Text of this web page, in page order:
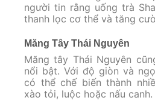
người tin rằng uống trà
thanh lọc cơ thể và tăng
Măng Tây Thái Nguyên
Măng tây Thái Nguyên
nổi bật. Với độ giòn và
có thể chế biến thành
xào tỏi, luộc hoặc nấu canh.